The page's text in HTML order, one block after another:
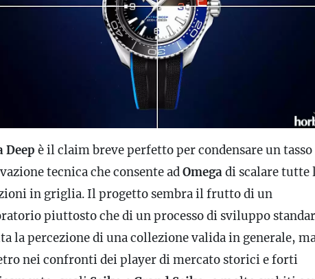
Deep è il claim breve perfetto per condensare un
tecnica che consente adOmegadi scalare tutte
in griglia. Il progetto sembra il frutto di un
piuttosto che di un processo di sviluppo
la percezione di una collezione valida in generale,
nei confronti dei player di mercato storici e forti